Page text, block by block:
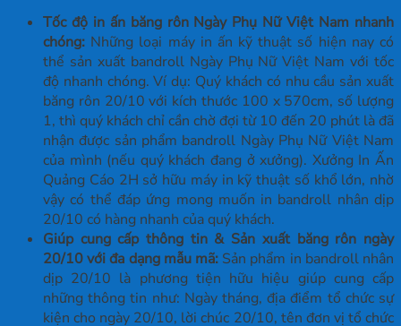
Tốc độ in ấn băng rôn Ngày Phụ Nữ Việt Nam nhanh
chóng: Những loại máy in ấn kỹ thuật số hiện nay có
thể sản xuất bandroll Ngày Phụ Nữ Việt Nam với tốc
độ nhanh chóng. Ví dụ: Quý khách có nhu cầu sản xuất
băng rôn 20/10 với kích thước 100 x 570cm, số lượng
1, thì quý khách chỉ cần chờ đợi từ 10 đến 20 phút là đã
nhận được sản phẩm bandroll Ngày Phụ Nữ Việt Nam
của mình (nếu quý khách đang ở xưởng). Xưởng In Ấn
Quảng Cáo 2H sở hữu máy in kỹ thuật số khổ lớn, nhờ
vậy có thể đáp ứng mong muốn in bandroll nhân dịp
20/10 có hàng nhanh của quý khách.
Giúp cung cấp thông tin & Sản xuất băng rôn ngày
20/10 với đa dạng mẫu mã: Sản phẩm in bandroll nhân
dịp 20/10 là phương tiện hữu hiệu giúp cung cấp
những thông tin như: Ngày tháng, địa điểm tổ chức sự
kiện cho ngày 20/10, lời chúc 20/10, tên đơn vị tổ chức